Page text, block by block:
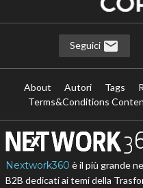
Seguici
About Autori Tags
Terms&Conditions
Nextwork360 è il più grande
B2B dedicati ai temi della